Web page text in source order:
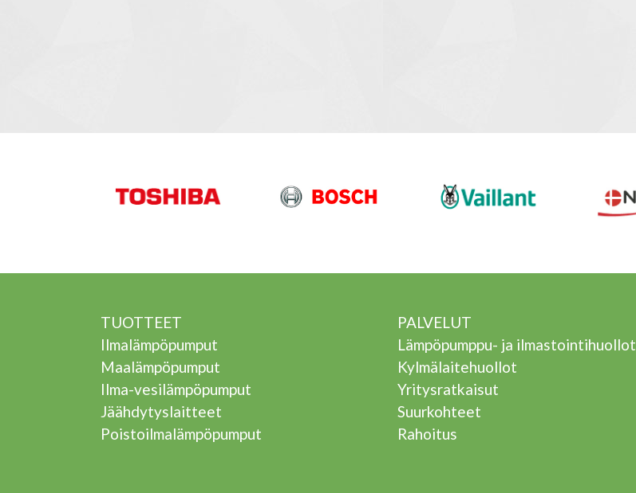
TUOTTEET
Ilmalämpöpumput
Maalämpöpumput
Ilma-vesilämpöpumput
Jäähdytyslaitteet
Poistoilmalämpöpumput
PALVELUT
Lämpöpumppu- ja ilmastointihuollot
Kylmälaitehuollot
Yritysratkaisut
Suurkohteet
Rahoitus